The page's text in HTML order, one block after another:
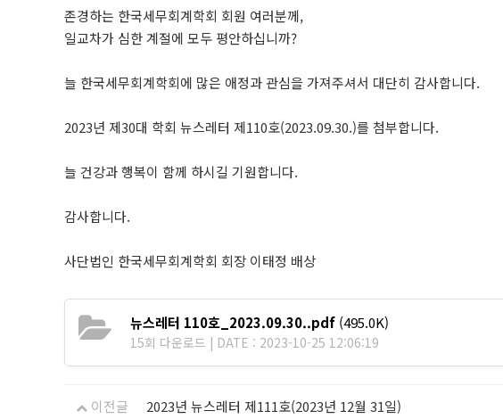
존경하는 한국세무회계학회 회원 여러분께,
일교차가 심한 계절에 모두 평안하십니까?
늘 한국세무회계학회에 많은 애정과 관심을 가져주셔서 대단히 감사합니다.
2023년 제30대 학회 뉴스레터 제110호(2023.09.30.)를 첨부합니다.
늘 건강과 행복이 함께 하시길 기원합니다.
감사합니다.
사단법인 한국세무회계학회 회장 이태정 배상
뉴스레터 110호_2023.09.30..pdf (495.0K)
15회 다운로드 | DATE : 2023-10-25 12:06:19
이전글 2023년 뉴스레터 제111호(2023년 12월 31일)